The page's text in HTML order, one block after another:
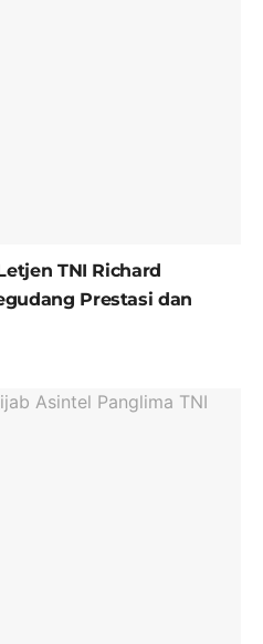
TNI Richard
Prestasi dan